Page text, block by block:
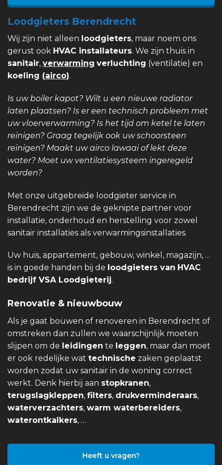
Loodgieters Berendrecht
Wij zijn niet alleen loodgieters, maar noem ons
gerust ook HVAC installateurs. We zijn thuis in
sanitair, verwarming verluchting (ventilatie) en
koeling (airco).
Is uw boiler kapot? Wilt u een nieuwe radiator
laten plaatsen? Is er een technisch probleem met
uw vloerverwarming? Is het tijd om ketel te laten
reinigen? Graag tegelijk ook uw schoorsteen
reinigen? Maakt uw airco lawaai of lekt deze
water? Moet uw ventilatiesysteem ingeregeld
worden?
Met onze uitgebreide loodgieter service in
Berendrecht zijn we de geknipte partner voor
installatie, onderhoud en herstelling voor zowel
sanitair installaties als verwarmingsinstallaties.
Uw huis, appartement, gebouw, winkel, magazijn, …
is in goede handen bij de loodgieters van HVAC
bedrijf VSA Loodgieterij.
Renovatie & nieuwbouw
Als je gaat bouwen of renoveren in Berendrecht of
omstreken dan zullen we waarschijnlijk moeten
slijpen om de leidingen te leggen, maar dan moet
er ook redelijke wat technische zaken geplaatst
worden zodat uw sanitair in de woning correct
werkt. Denk hierbij aan stopkranen,
terugslagkleppen, filters, drukverminderaars,
waterverzachters, warm waterbereiders,
waterontkalkers, …
Heeft u vragen?